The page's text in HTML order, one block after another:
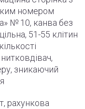
номером
№ 10, канва без
51-55 клітин
нитковдівач,
зникаючий
рахункова